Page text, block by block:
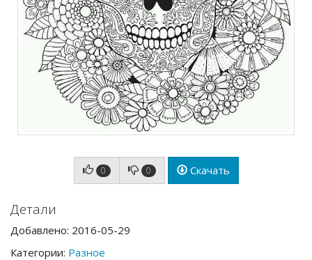
0 0 Скачать
Детали
Добавлено: 2016-05-29
Категории: Разное